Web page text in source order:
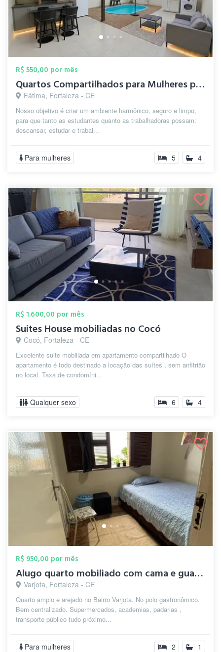
R$ 550,00 por mês
Quartos Compartilhados para Mulheres prx...
Fátima, Fortaleza - CE
Nosso objetivo é criar um ambiente harmônico, seguro e limpo,
para que tanto as estudantes quanto as trabalhadoras possam:
descansar, estudar e trabal...
Para mulheres 5 4
R$ 1.600,00 por mês
Suites House mobiliadas no Cocó
Cocó, Fortaleza - CE
Excelente suite mobiliada em apartamento compartilhado O
apartamento é todo destinado a locação das suítes , sem anfitrião
no local. Taxa de condomíni...
Qualquer sexo 6 4
R$ 950,00 por mês
Alugo quarto mobiliado com cama e guarda...
Varjota, Fortaleza - CE
Quarto amplo e arejado no Bairro Varjota. No polo gastronômico.
Bem centralizado. Supermercados, academias, padarias ,
transporte público tudo próximo...
Para mulheres 2 1